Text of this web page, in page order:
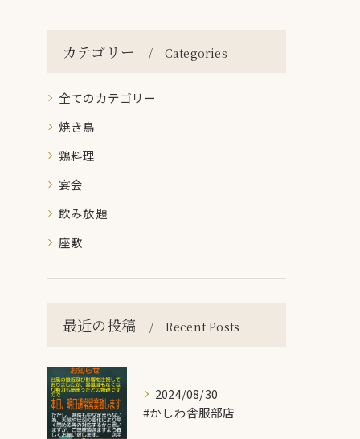
カテゴリー Categories
全てのカテゴリー
焼き鳥
鶏料理
宴会
飲み放題
座敷
最近の投稿 Recent Posts
2024/08/30
#かしわ舎服部店